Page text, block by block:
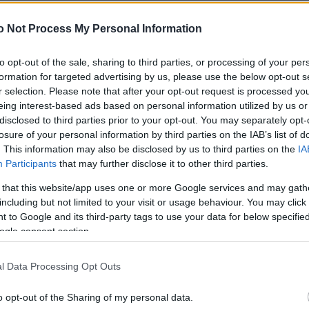
Not Process My Personal Information
opt-out of the sale, sharing to third parties, or processing of your
for targeted advertising by us, please use the below opt-out
selection. Please note that after your opt-out request is processed
interest-based ads based on personal information utilized by us
to third parties prior to your opt-out. You may separately
of your personal information by third parties on the IAB’s list of
This information may also be disclosed by us to third parties on the
Participants that may further disclose it to other third parties.
that this website/app uses one or more Google services and may
but not limited to your visit or usage behaviour. You may
to Google and its third-party tags to use your data for below
consent section.
Data Processing Opt Outs
opt-out of the Sharing of my personal data.
είχα τραυματιστεί και εγώ όταν συμμετείχα»
μετά το βίντεο που προκάλεσε σχόλια
Λιάγκα – «Δεν ντρέπομαι καθόλου, ας μη
«Το είδα εχθές και έπαθα σοκ, είναι πολύ
από τον εθνικό τελικό της Eurovision – «Δεν ξέρω
«Ποιος μου εγγυάται ότι δεν θα μου κάνει